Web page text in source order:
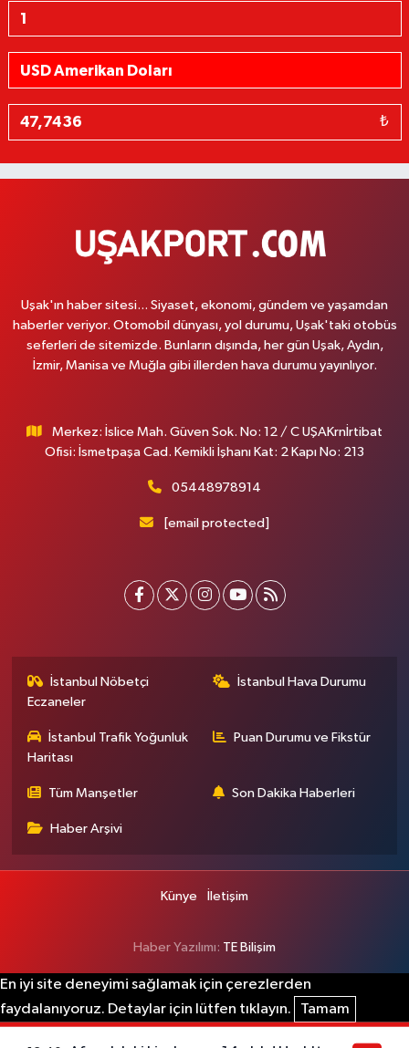
₺
Uşak'ın haber sitesi... Siyaset, ekonomi, gündem ve yaşamdan
haberler veriyor. Otomobil dünyası, yol durumu, Uşak'taki otobüs
seferleri de sitemizde. Bunların dışında, her gün Uşak, Aydın,
İzmir, Manisa ve Muğla gibi illerden hava durumu yayınlıyor.
Merkez: İslice Mah. Güven Sok. No: 12 / C UŞAKrnİrtibat
Ofisi: İsmetpaşa Cad. Kemikli İşhanı Kat: 2 Kapı No: 213
05448978914
[email protected]
İstanbul Nöbetçi
Eczaneler
İstanbul Hava Durumu
İstanbul Trafik Yoğunluk
Haritası
Puan Durumu ve Fikstür
Tüm Manşetler Son Dakika Haberleri
Haber Arşivi
Künye İletişim
Haber Yazılımı: TE Bilişim
En iyi site deneyimi sağlamak için çerezlerden
faydalanıyoruz. Detaylar için lütfen tıklayın.
Tamam